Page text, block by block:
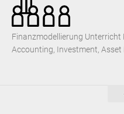
Finanzmodellierung Unterricht
Accounting, Investment,